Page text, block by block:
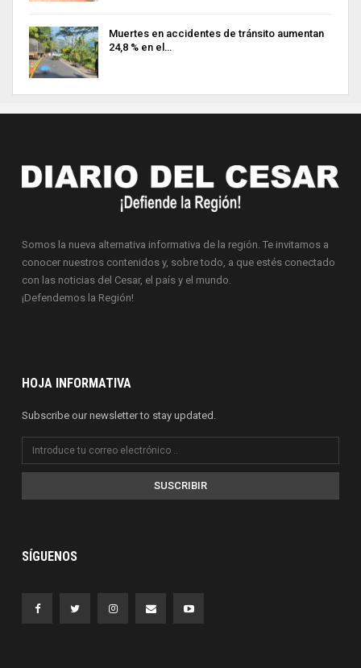
Muertes en accidentes de tránsito aumentan
24,8 % en el…
Somos la nueva alternativa informativa de la región. Te invitamos a
conocer nuestros contenidos y, sobre todo, a que estés conectado
con las noticias del Cesar, el país y el mundo.
¡Defendemos la Región!
HOJA INFORMATIVA
Subscribe our newsletter to stay updated.
SUSCRIBIR
SÍGUENOS